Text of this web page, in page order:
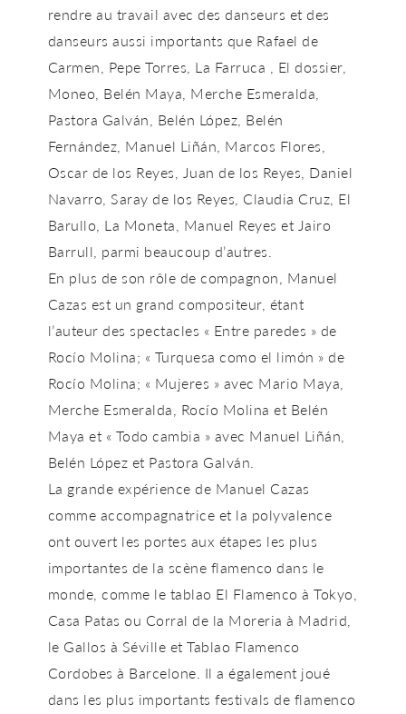
rendre au travail avec des danseurs et des
danseurs aussi importants que Rafael de
Carmen, Pepe Torres, La Farruca , El dossier,
Moneo, Belén Maya, Merche Esmeralda,
Pastora Galván, Belén López, Belén
Fernández, Manuel Liñán, Marcos Flores,
Oscar de los Reyes, Juan de los Reyes, Daniel
Navarro, Saray de los Reyes, Claudia Cruz, El
Barullo, La Moneta, Manuel Reyes et Jairo
Barrull, parmi beaucoup d’autres.
En plus de son rôle de compagnon, Manuel
Cazas est un grand compositeur, étant
l’auteur des spectacles « Entre paredes » de
Rocío Molina; « Turquesa como el limón » de
Rocío Molina; « Mujeres » avec Mario Maya,
Merche Esmeralda, Rocío Molina et Belén
Maya et « Todo cambia » avec Manuel Liñán,
Belén López et Pastora Galván.
La grande expérience de Manuel Cazas
comme accompagnatrice et la polyvalence
ont ouvert les portes aux étapes les plus
importantes de la scène flamenco dans le
monde, comme le tablao El Flamenco à Tokyo,
Casa Patas ou Corral de la Moreria à Madrid,
le Gallos à Séville et Tablao Flamenco
Cordobes à Barcelone. Il a également joué
dans les plus importants festivals de flamenco